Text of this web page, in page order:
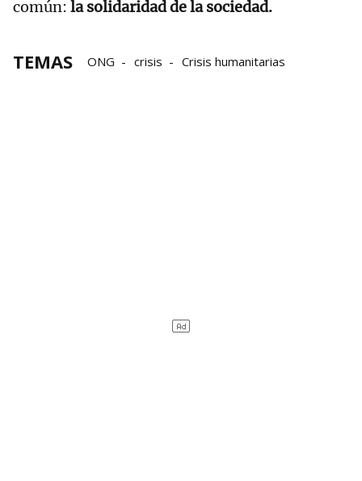
común: la solidaridad de la sociedad.
TEMAS ONG crisis Crisis humanitarias